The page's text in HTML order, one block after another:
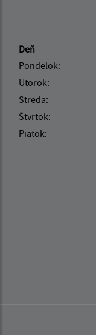
Deň
Pondelok:
Utorok:
Streda:
Štvrtok:
Piatok: